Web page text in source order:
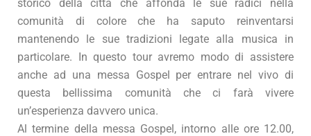
storico della città che affonda le sue radici nella
comunità di colore che ha saputo reinventarsi
mantenendo le sue tradizioni legate alla musica in
particolare. In questo tour avremo modo di assistere
anche ad una messa Gospel per entrare nel vivo di
questa bellissima comunità che ci farà vivere
un’esperienza davvero unica.
Al termine della messa Gospel, intorno alle ore 12.00,